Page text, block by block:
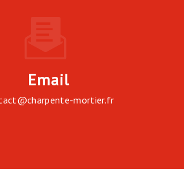
Email
mortier.fr